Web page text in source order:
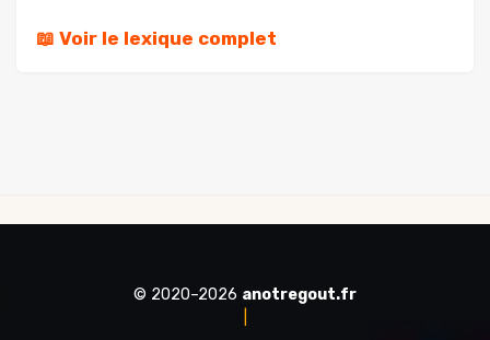
📖 Voir le lexique complet
© 2020–2026 anotregout.fr